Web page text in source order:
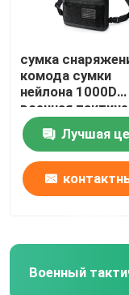
сумка
комода сумки
нейлона 1000D
военная
с лазером
дизайн Molle
Лучшая
Военный